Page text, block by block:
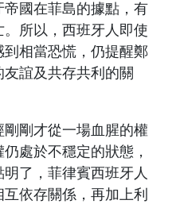
國在菲島的據點，有
所以，西班牙人即使
相當恐慌，仍提醒鄭
誼及共存共利的關
剛才從一場血腥的權
處於不穩定的狀態，
了，菲律賓西班牙人
依存關係，再加上利